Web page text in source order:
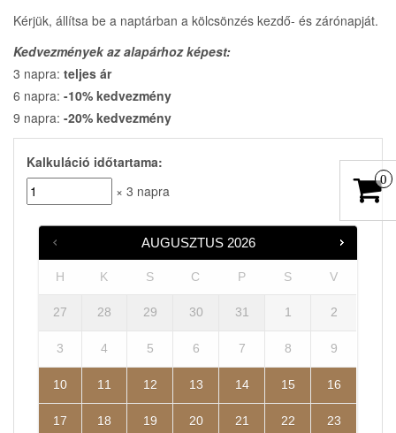
Kérjük, állítsa be a naptárban a kölcsönzés kezdő- és zárónapját.
Kedvezmények az alapárhoz képest:
3 napra: teljes ár
6 napra: -10% kedvezmény
9 napra: -20% kedvezmény
Kalkuláció időtartama:
× 3 napra
AUGUSZTUS 2026
H K S C P S V
27 28 29 30 31 1 2
3 4 5 6 7 8 9
10 11 12 13 14 15 16
17 18 19 20 21 22 23
0